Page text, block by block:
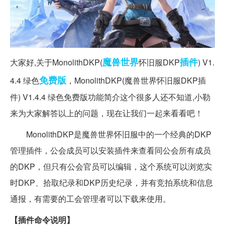
大家好,关于MonolithDKP(魔兽世界怀旧服DKP插件) V1.
4.4 绿色免费版 ，MonolithDKP(魔兽世界怀旧服DKP插
件) V1.4.4 绿色免费版功能简介这个很多人还不知道,小勒
来为大家解答以上的问题，现在让我们一起来看看吧！
MonolithDKP是魔兽世界怀旧服中的一个经典的DKP
管理插件，公会成员可以安装插件来查看同公会所有成员
的DKP，但只有公会官员可以编辑，这个系统可以浏览实
时DKP、拾取纪录和DKP历史纪录，并有竞拍系统和信息
通报，有需要的工会管理者可以下载来使用。
【插件命令说明】